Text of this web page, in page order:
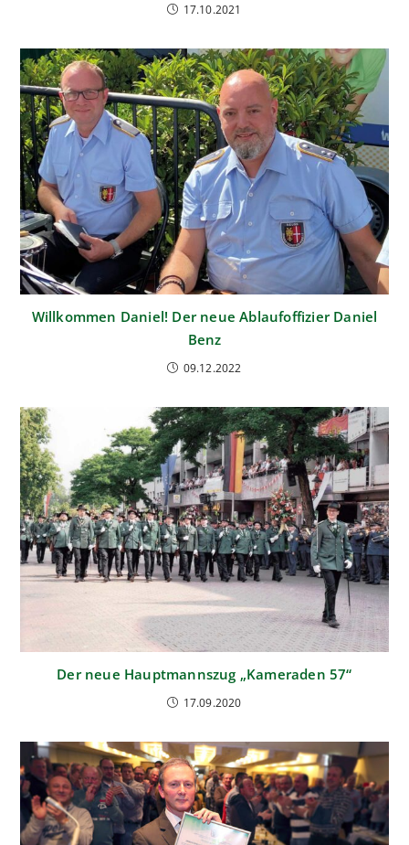
17.10.2021
Willkommen Daniel! Der neue Ablaufoffizier Daniel
Benz
09.12.2022
Der neue Hauptmannszug „Kameraden 57“
17.09.2020